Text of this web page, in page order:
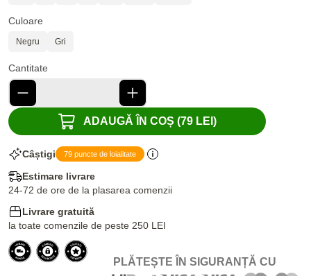
Culoare
Negru Gri
Cantitate
ADAUGĂ ÎN COȘ (79 LEI)
Câștigi 79 puncte de loialitate
Estimare livrare
24-72 de ore de la plasarea comenzii
Livrare gratuită
la toate comenzile de peste 250 LEI
PLĂTEȘTE ÎN SIGURANȚĂ CU